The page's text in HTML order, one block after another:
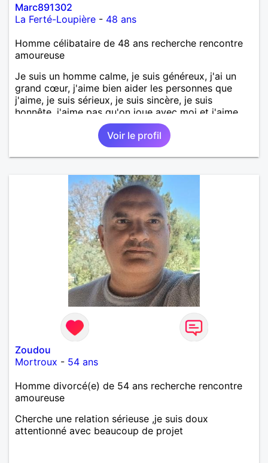
Marc891302
La Ferté-Loupière - 48 ans
Homme célibataire de 48 ans recherche rencontre
amoureuse
Je suis un homme calme, je suis généreux, j'ai un
grand cœur, j'aime bien aider les personnes que
j'aime, je suis sérieux, je suis sincère, je suis
honnête, j'aime pas qu'on joue avec moi et j'aime
pas les mensonges. Je cherche une relation
amoureuse et sérieuse.Voir le profil
Zoudou
Mortroux - 54 ans
Homme divorcé(e) de 54 ans recherche rencontre
amoureuse
Cherche une relation sérieuse ,je suis doux
attentionné avec beaucoup de projet